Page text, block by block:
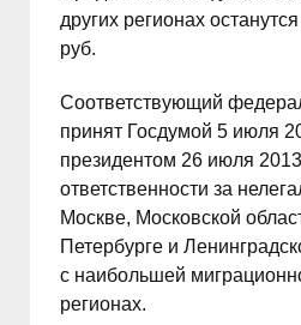
других регионах
руб.
Соответствующий
принят Госдумой 5 июля
президентом 26 июля
ответственности за
Москве, Московской
Петербурге и
с наибольшей
регионах.